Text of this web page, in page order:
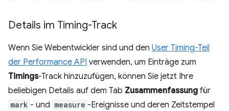
Details im Timing-Track
Wenn Sie Webentwickler sind und den User Timing-Teil
der Performance API verwenden, um Einträge zum
Timings-Track hinzuzufügen, können Sie jetzt Ihre
beliebigen Details auf dem Tab Zusammenfassung für
mark - und measure -Ereignisse und deren Zeitstempel